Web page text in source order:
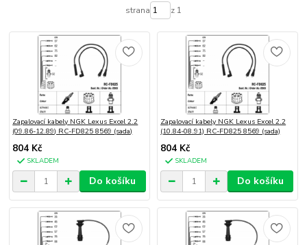
strana z 1
Zapalovací kabely NGK Lexus Excel 2.2
(09.86-12.89) RC-FD825 8569 (sada)
804 Kč
SKLADEM
Do košíku
Zapalovací kabely NGK Lexus Excel 2.2
(10.84-08.91) RC-FD825 8569 (sada)
804 Kč
SKLADEM
Do košíku